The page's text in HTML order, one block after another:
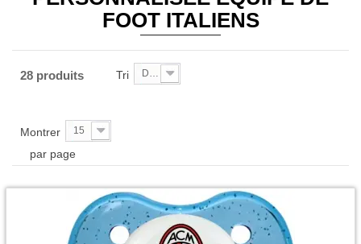
FOOT ITALIENS
28 produits Tri De A à Z
Montrer 15
par page